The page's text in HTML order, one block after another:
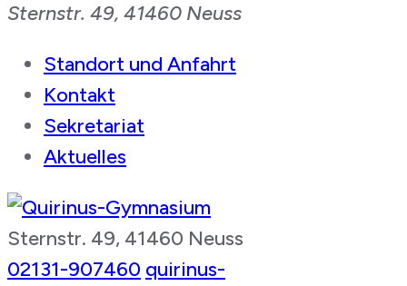
Sternstr. 49, 41460 Neuss
Standort und Anfahrt
Kontakt
Sekretariat
Aktuelles
Quirinus-Gymnasium
Sternstr. 49, 41460 Neuss
02131-907460 quirinus-